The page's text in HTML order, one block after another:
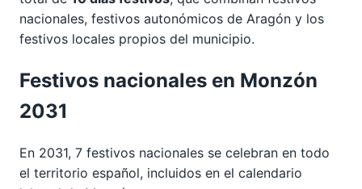
nacionales, festivos autonómicos de Aragón y los
festivos locales propios del municipio.
Festivos nacionales en Monzón
2031
En 2031, 7 festivos nacionales se celebran en todo
el territorio español, incluidos en el calendario